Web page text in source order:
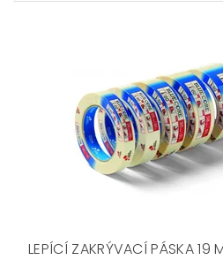
LEPÍCÍ ZAKRÝVACÍ PÁSKA 19